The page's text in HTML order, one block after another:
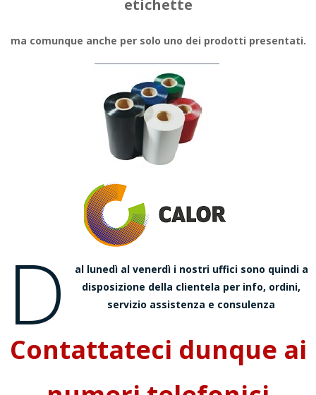
etichette
ma comunque anche per solo uno dei prodotti presentati.
D
al lunedì al venerdì i nostri uffici sono quindi a
disposizione della clientela per info, ordini,
servizio assistenza e consulenza
Contattateci dunque ai